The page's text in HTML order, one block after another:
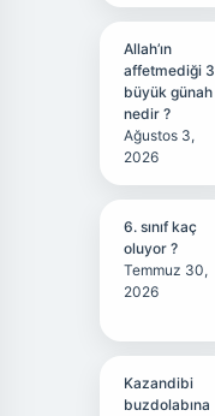
Allah’ın
affetmediği 3
büyük günah
nedir ?
Ağustos 3,
2026
6. sınıf kaç
oluyor ?
Temmuz 30,
2026
Kazandibi
buzdolabına